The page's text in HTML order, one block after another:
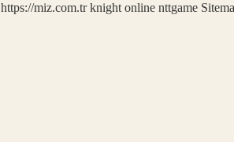
https://miz.com.tr knight online nttgame